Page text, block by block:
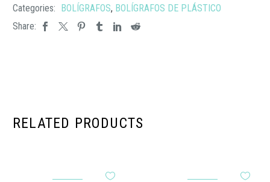
Categories: BOLÍGRAFOS, BOLÍGRAFOS DE PLÁSTICO
Share:
RELATED PRODUCTS